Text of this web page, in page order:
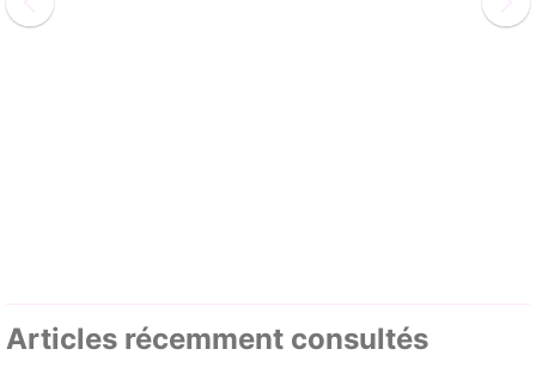
Articles récemment consultés